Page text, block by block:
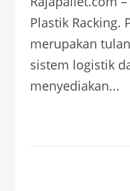
Plastik Racking.
merupakan
sistem logistik
menyediakan...